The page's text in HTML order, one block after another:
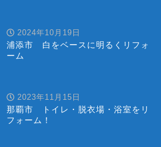
2024年10月19日
浦添市 白をベースに明るくリフォ
ーム
2023年11月15日
那覇市 トイレ・脱衣場・浴室をリ
フォーム！